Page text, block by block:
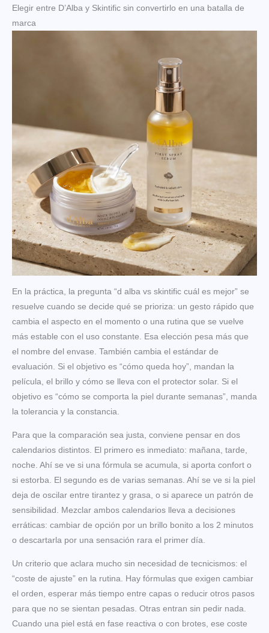
Elegir entre D’Alba y Skintific sin convertirlo en una batalla de
marca
En la práctica, la pregunta “d alba vs skintific cuál es mejor” se
resuelve cuando se decide qué se prioriza: un gesto rápido que
cambia el aspecto en el momento o una rutina que se vuelve
más estable con el uso constante. Esa elección pesa más que
el nombre del envase. También cambia el estándar de
evaluación. Si el objetivo es “cómo queda hoy”, mandan la
película, el brillo y cómo se lleva con el protector solar. Si el
objetivo es “cómo se comporta la piel durante semanas”, manda
la tolerancia y la constancia.
Para que la comparación sea justa, conviene pensar en dos
calendarios distintos. El primero es inmediato: mañana, tarde,
noche. Ahí se ve si una fórmula se acumula, si aporta confort o
si estorba. El segundo es de varias semanas. Ahí se ve si la piel
deja de oscilar entre tirantez y grasa, o si aparece un patrón de
sensibilidad. Mezclar ambos calendarios lleva a decisiones
erráticas: cambiar de opción por un brillo bonito a los 2 minutos
o descartarla por una sensación rara el primer día.
Un criterio que aclara mucho sin necesidad de tecnicismos: el
“coste de ajuste” en la rutina. Hay fórmulas que exigen cambiar
el orden, esperar más tiempo entre capas o reducir otros pasos
para que no se sientan pesadas. Otras entran sin pedir nada.
Cuando una piel está en fase reactiva o con brotes, ese coste